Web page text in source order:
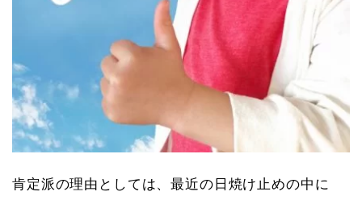
肯定派の理由としては、最近の日焼け止めの中に